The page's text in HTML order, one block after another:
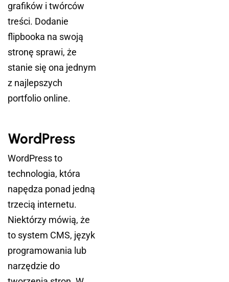
grafików i twórców
treści. Dodanie
flipbooka na swoją
stronę sprawi, że
stanie się ona jednym
z najlepszych
portfolio online.
WordPress
WordPress to
technologia, która
napędza ponad jedną
trzecią internetu.
Niektórzy mówią, że
to system CMS, język
programowania lub
narzędzie do